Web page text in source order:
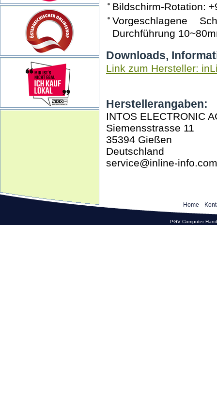
Bildschirm-Rotation:
Vorgeschlagene
Durchführung
Downloads,
Link zum Hersteller:
Herstellerangaben:
INTOS ELECTRONIC
Siemensstrasse 11
35394 Gießen
Deutschland
service@inline-info.com
Home
PGV Computer